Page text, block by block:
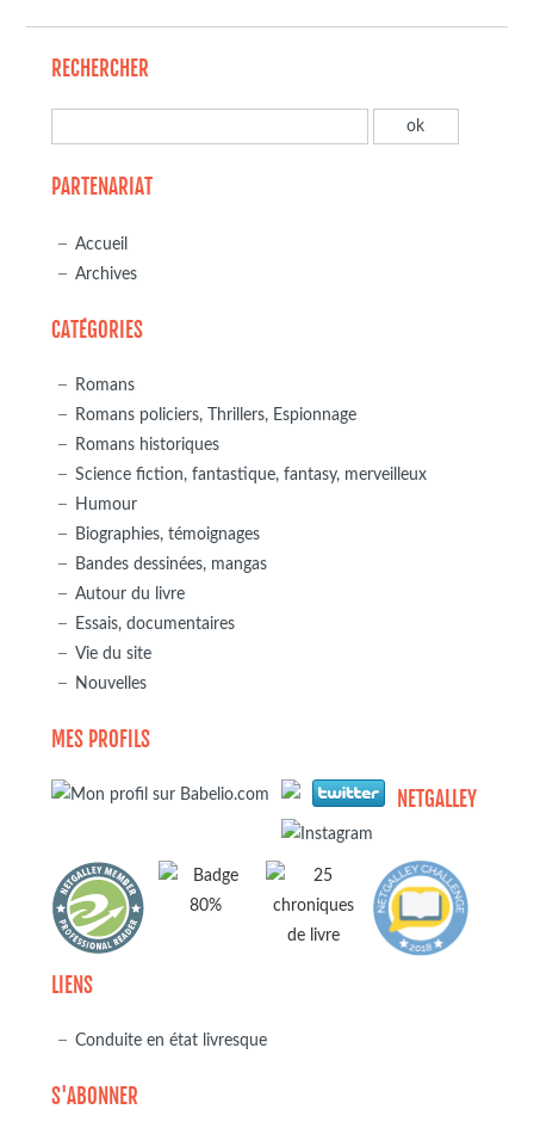
RECHERCHER
PARTENARIAT
Accueil
Archives
CATÉGORIES
Romans
Romans policiers, Thrillers, Espionnage
Romans historiques
Science fiction, fantastique, fantasy, merveilleux
Humour
Biographies, témoignages
Bandes dessinées, mangas
Autour du livre
Essais, documentaires
Vie du site
Nouvelles
MES PROFILS
NETGALLEY
LIENS
Conduite en état livresque
S'ABONNER